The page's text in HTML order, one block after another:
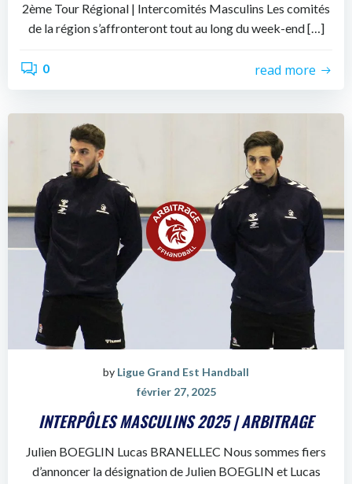
2ème Tour Régional | Intercomités Masculins Les comités
de la région s’affronteront tout au long du week-end […]
0 read more
by Ligue Grand Est Handball
février 27, 2025
INTERPÔLES MASCULINS 2025 | ARBITRAGE
Julien BOEGLIN Lucas BRANELLEC Nous sommes fiers
d’annoncer la désignation de Julien BOEGLIN et Lucas